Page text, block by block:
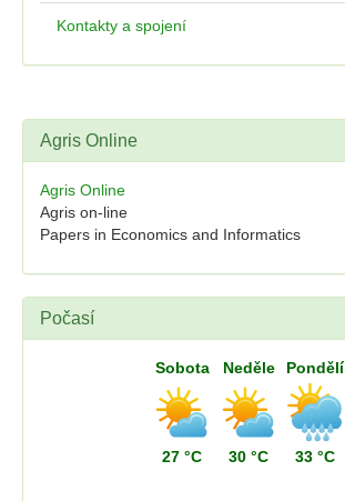
Kontakty a spojení
Agris Online
Agris Online
Agris on-line
Papers in Economics and Informatics
Počasí
Sobota
27 °C
Neděle
30 °C
Pondělí
33 °C